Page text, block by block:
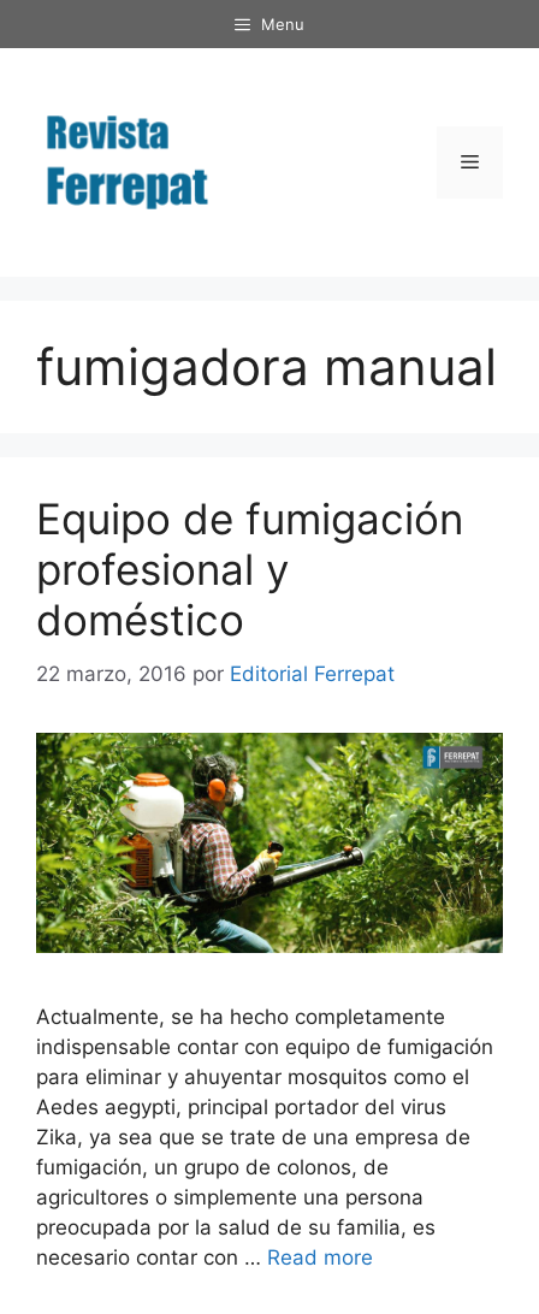
al
Menu
Menú
fumigadora manual
Equipo de fumigación
profesional y
doméstico
22 marzo, 2016 por Editorial Ferrepat
Actualmente, se ha hecho completamente
indispensable contar con equipo de fumigación
para eliminar y ahuyentar mosquitos como el
Aedes aegypti, principal portador del virus
Zika, ya sea que se trate de una empresa de
fumigación, un grupo de colonos, de
agricultores o simplemente una persona
preocupada por la salud de su familia, es
necesario contar con … Read more